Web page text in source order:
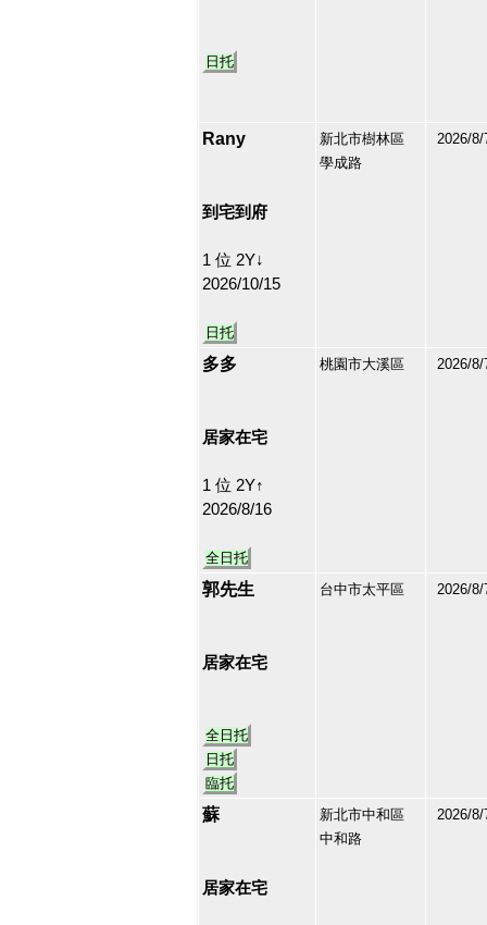
日托
Rany
到宅到府
1 位 2Y↓
2026/10/15
日托
新北市樹林區
學成路
2026/8/
多多
居家在宅
1 位 2Y↑
2026/8/16
全日托
桃園市大溪區 2026/8/
郭先生
居家在宅
全日托
日托
臨托
台中市太平區 2026/8/
蘇
居家在宅
新北市中和區
中和路
2026/8/